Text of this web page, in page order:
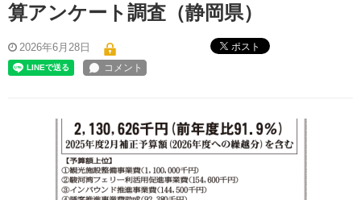
算アンケート調査（静岡県）
2026年6月28日 ポスト